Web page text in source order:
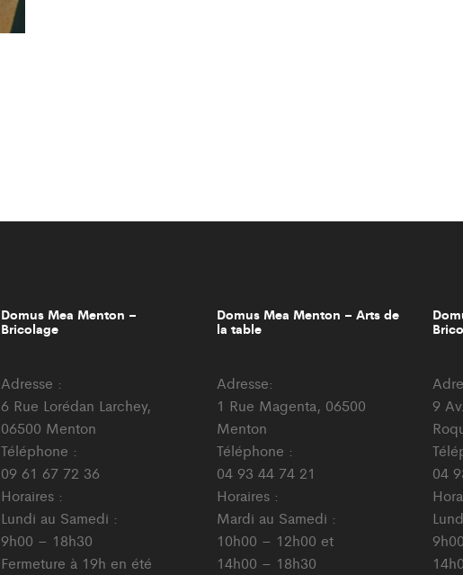
Domus Mea Menton –
Bricolage
Adresse :
6 Rue Lorédan Larchey,
06500 Menton
Téléphone :
09 61 67 72 36
Horaires :
Lundi au Samedi :
9h00 – 18h30
Fermeture à 19h en été
Domus Mea Menton – Arts de
la table
Adresse:
1 Rue Magenta, 06500
Menton
Téléphone :
04 93 44 74 21
Horaires :
Mardi au Samedi :
10h00 – 12h00 et
14h00 – 18h30
9
04